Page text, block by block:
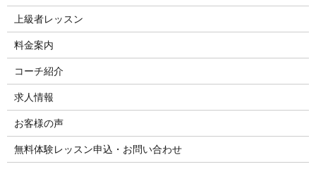
上級者レッスン
料金案内
コーチ紹介
求人情報
お客様の声
無料体験レッスン申込・お問い合わせ